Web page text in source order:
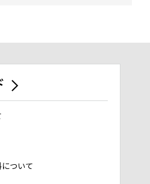
ついて